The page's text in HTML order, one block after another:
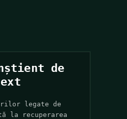
de
legate de
la recuperarea